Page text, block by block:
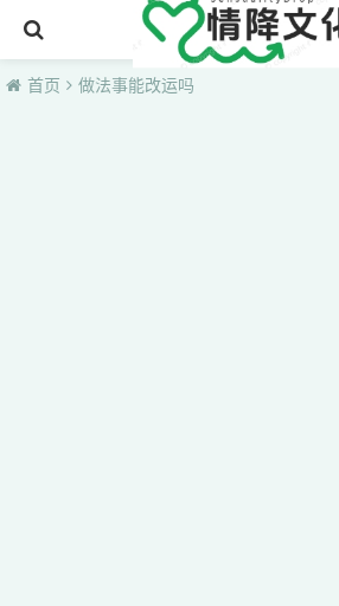
首页
首页 做法事能改运吗